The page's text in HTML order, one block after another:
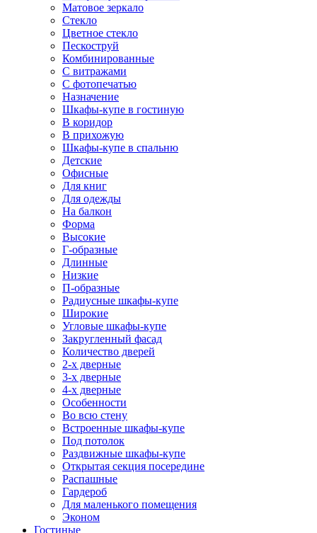
Матовое зеркало
Стекло
Цветное стекло
Пескоструй
Комбинированные
С витражами
С фотопечатью
Назначение
Шкафы-купе в гостиную
В коридор
В прихожую
Шкафы-купе в спальню
Детские
Офисные
Для книг
Для одежды
На балкон
Форма
Высокие
Г-образные
Длинные
Низкие
П-образные
Радиусные шкафы-купе
Широкие
Угловые шкафы-купе
Закругленный фасад
Количество дверей
2-х дверные
3-х дверные
4-х дверные
Особенности
Во всю стену
Встроенные шкафы-купе
Под потолок
Раздвижные шкафы-купе
Открытая секция посередине
Распашные
Гардероб
Для маленького помещения
Эконом
Гостиные